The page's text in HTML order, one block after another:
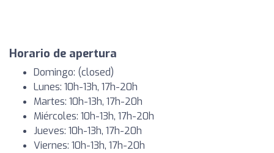
Horario de apertura
Domingo: (closed)
Lunes: 10h-13h, 17h-20h
Martes: 10h-13h, 17h-20h
Miércoles: 10h-13h, 17h-20h
Jueves: 10h-13h, 17h-20h
Viernes: 10h-13h, 17h-20h